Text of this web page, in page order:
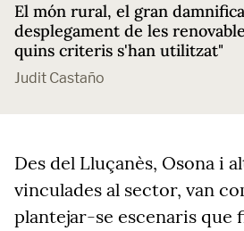
El món rural, el gran
desplegament de les
quins criteris s'han utilitzat"
Judit Castaño
Des del Lluçanès, Osona i
vinculades al sector, van
plantejar-se escenaris que